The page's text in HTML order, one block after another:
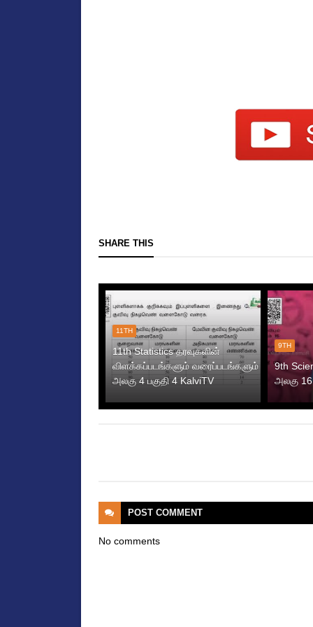
SHARE THIS
11TH
11th Statistics தரவுகளின்
விளக்கப்படங்களும் வரைப்படங்களும்
அலகு 4 பகுதி 4 KalviTV
9TH
9th
அலகு 16
POST COMMENT
No comments